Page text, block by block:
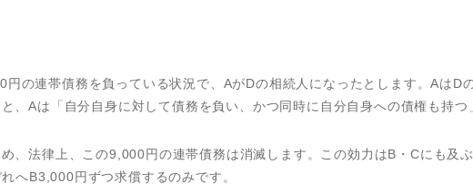
円の連帯債務を負っている状況で、AがDの相続人になったとします。AはD
、Aは「自分自身に対して債務を負い、かつ同時に自分自身への債権も持
、法律上、この9,000円の連帯債務は消滅します。この効力はB・Cにも及
へB3,000円ずつ求償するのみです。